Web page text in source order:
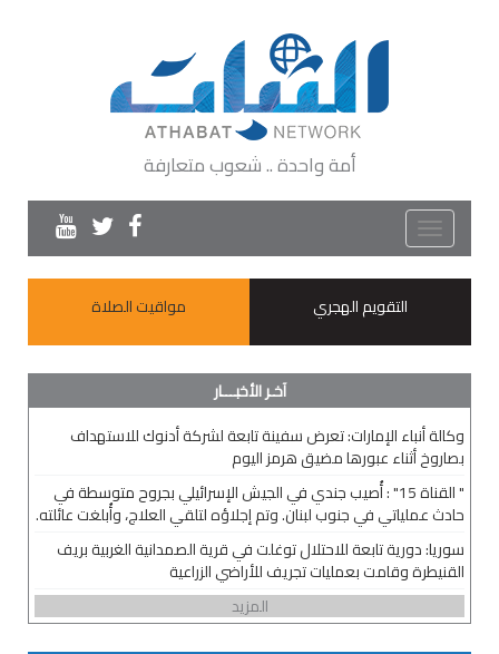
أمة واحدة .. شعوب متعارفة
Toggle
navigation
التقويم الهجري
مواقيت الصلاة
آخـر الأخبـــار
وكالة أنباء الإمارات: تعرض سفينة تابعة لشركة أدنوك للاستهداف
بصاروخ أثناء عبورها مضيق هرمز اليوم
" القناة 15" : أُصيب جندي في الجيش الإسرائيلي بجروح متوسطة في
حادث عملياتي في جنوب لبنان. وتم إجلاؤه لتلقي العلاج، وأُبلغت عائلته.
سوريا: دورية تابعة للاحتلال توغلت في قرية الصمدانية الغربية بريف
القنيطرة وقامت بعمليات تجريف للأراضي الزراعية
المزيد